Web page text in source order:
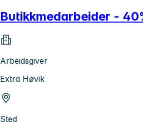
Butikkmedarbeider -
Arbeidsgiver
Extra Høvik
Sted